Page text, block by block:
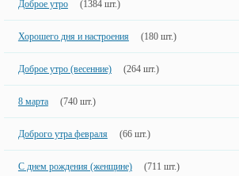
Доброе утро (1384 шт.)
Хорошего дня и настроения (180 шт.)
Доброе утро (весенние) (264 шт.)
8 марта (740 шт.)
Доброго утра февраля (66 шт.)
С днем рождения (женщине) (711 шт.)